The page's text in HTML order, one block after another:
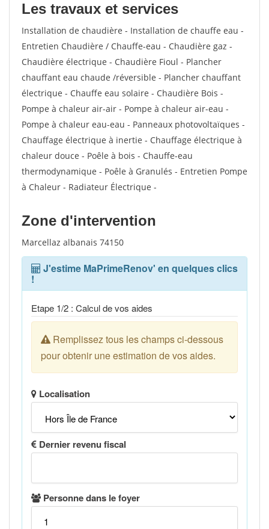
Les travaux et services
Installation de chaudière - Installation de chauffe eau -
Entretien Chaudière / Chauffe-eau - Chaudière gaz -
Chaudière électrique - Chaudière Fioul - Plancher
chauffant eau chaude /réversible - Plancher chauffant
électrique - Chauffe eau solaire - Chaudière Bois -
Pompe à chaleur air-air - Pompe à chaleur air-eau -
Pompe à chaleur eau-eau - Panneaux photovoltaïques -
Chauffage électrique à inertie - Chauffage électrique à
chaleur douce - Poêle à bois - Chauffe-eau
thermodynamique - Poêle à Granulés - Entretien Pompe
à Chaleur - Radiateur Électrique -
Zone d'intervention
Marcellaz albanais 74150